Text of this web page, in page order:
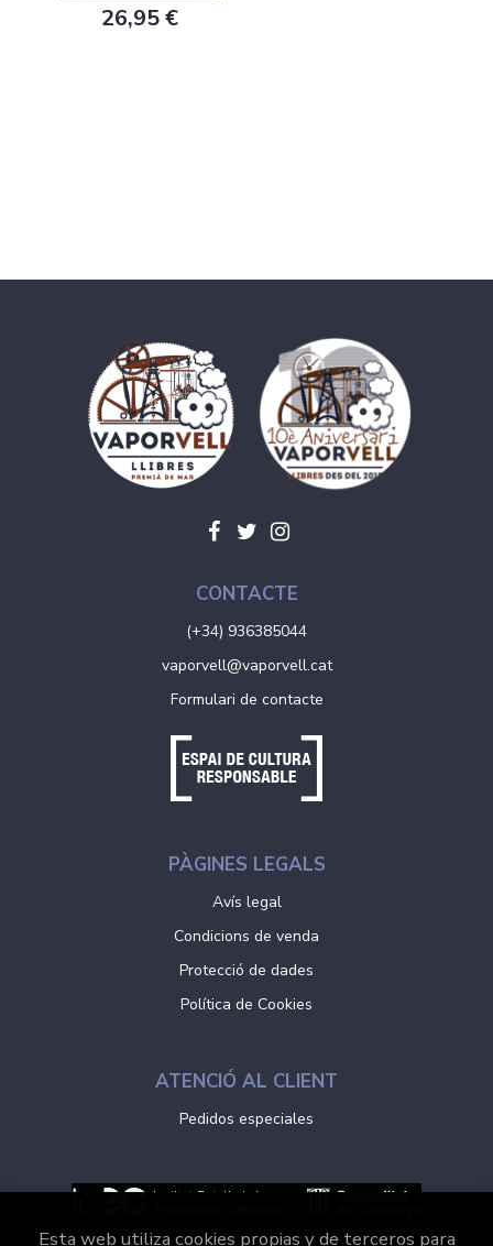
26,95 €
CONTACTE
(+34) 936385044
vaporvell@vaporvell.cat
Formulari de contacte
PÀGINES LEGALS
Avís legal
Condicions de venda
Protecció de dades
Política de Cookies
ATENCIÓ AL CLIENT
Pedidos especiales
Esta web utiliza cookies propias y de terceros para